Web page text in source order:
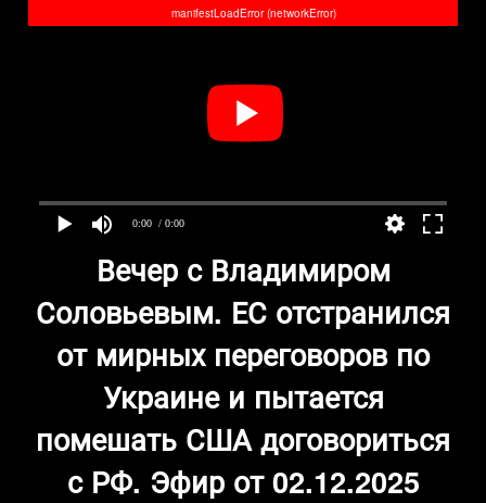
0:00 / 0:00
manifestLoadError (networkError)
Вечер с Владимиром
Соловьевым. ЕС отстранился
от мирных переговоров по
Украине и пытается
помешать США договориться
с РФ. Эфир от 02.12.2025